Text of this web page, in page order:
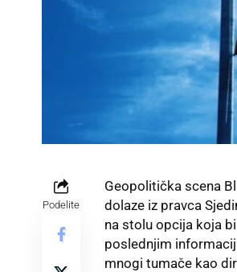
Podelite
Geopolitička scena
dolaze iz pravca
na stolu opcija koja
poslednjim
mnogi tumače kao